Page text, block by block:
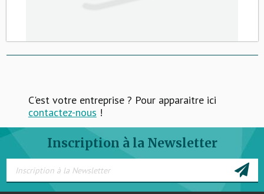
C'est votre entreprise ? Pour apparaitre ici
contactez-nous !
Inscription à la Newsletter